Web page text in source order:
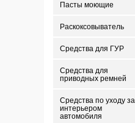
Пасты моющие
Раскоксовыватель
Средства для ГУР
Средства для
приводных ремней
Средства по уходу за
интерьером
автомобиля